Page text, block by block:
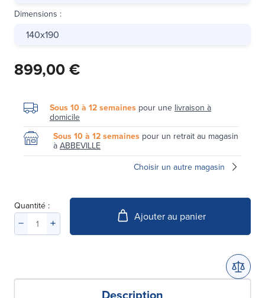
Dimensions :
140x190
899,00 €
Sous 10 à 12 semaines pour une livraison à
domicile
Sous 10 à 12 semaines pour un retrait au magasin
à ABBEVILLE
Choisir un autre magasin
Quantité :
Ajouter au panier
Description